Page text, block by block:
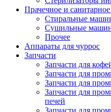
Прачечное и
Стиральные
Сушильные
Прочее
Аппараты для чуррос
Запчасти
Запчасти для
Запчасти для
Запчасти для
Запчасти для
печей
Запчасти для